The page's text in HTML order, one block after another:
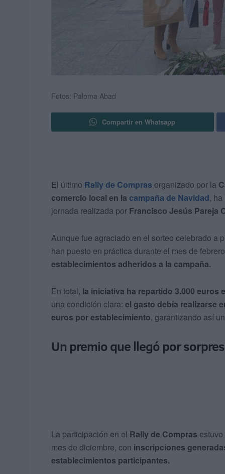
Fotos: Paloma Abad
Compartir en Whatsapp
El último Rally de Compras organizado por la
comercio local en la campaña de Navidad,
jornada realizada por Francisco Jesús Pareja
Aunque fue agraciado en el sorteo celebrado a
han puesto en práctica durante el mes de
establecimientos adheridos a la campaña.
En total, la iniciativa ha repartido 3.000 euros
una condición clara: el gasto debía realizarse
euros por establecimiento, garantizando así
Un premio que llegó por
La participación en el Rally de Compras
mes de diciembre, con inscripciones
establecimientos participantes.